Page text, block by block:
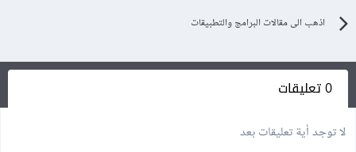
اذهب الى مقالات البرامج والتطبيقات
0 تعليقات
لا توجد أية تعليقات بعد